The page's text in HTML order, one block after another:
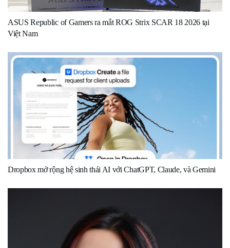
ASUS Republic of Gamers ra mắt ROG Strix SCAR 18 2026 tại
Việt Nam
Dropbox mở rộng hệ sinh thái AI với ChatGPT, Claude, và Gemini